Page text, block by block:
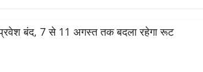
प्रवेश बंद, 7 से 11 अगस्त तक बदला रहेगा रूट